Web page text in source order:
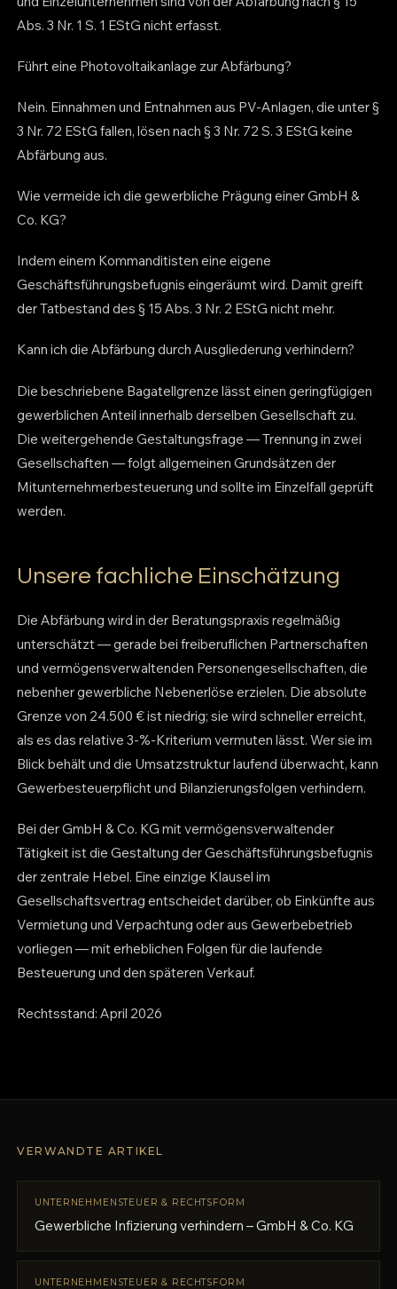
Abs. 3 Nr. 1 S. 1 EStG nicht erfasst.
Führt eine Photovoltaikanlage zur Abfärbung?
Nein. Einnahmen und Entnahmen aus PV-Anlagen, die unter §
3 Nr. 72 EStG fallen, lösen nach § 3 Nr. 72 S. 3 EStG keine
Abfärbung aus.
Wie vermeide ich die gewerbliche Prägung einer GmbH &
Co. KG?
Indem einem Kommanditisten eine eigene
Geschäftsführungsbefugnis eingeräumt wird. Damit greift
der Tatbestand des § 15 Abs. 3 Nr. 2 EStG nicht mehr.
Kann ich die Abfärbung durch Ausgliederung verhindern?
Die beschriebene Bagatellgrenze lässt einen geringfügigen
gewerblichen Anteil innerhalb derselben Gesellschaft zu.
Die weitergehende Gestaltungsfrage — Trennung in zwei
Gesellschaften — folgt allgemeinen Grundsätzen der
Mitunternehmerbesteuerung und sollte im Einzelfall geprüft
werden.
Unsere fachliche Einschätzung
Die Abfärbung wird in der Beratungspraxis regelmäßig
unterschätzt — gerade bei freiberuflichen Partnerschaften
und vermögensverwaltenden Personengesellschaften, die
nebenher gewerbliche Nebenerlöse erzielen. Die absolute
Grenze von 24.500 € ist niedrig; sie wird schneller erreicht,
als es das relative 3-%-Kriterium vermuten lässt. Wer sie im
Blick behält und die Umsatzstruktur laufend überwacht, kann
Gewerbesteuerpflicht und Bilanzierungsfolgen verhindern.
Bei der GmbH & Co. KG mit vermögensverwaltender
Tätigkeit ist die Gestaltung der Geschäftsführungsbefugnis
der zentrale Hebel. Eine einzige Klausel im
Gesellschaftsvertrag entscheidet darüber, ob Einkünfte aus
Vermietung und Verpachtung oder aus Gewerbebetrieb
vorliegen — mit erheblichen Folgen für die laufende
Besteuerung und den späteren Verkauf.
Rechtsstand: April 2026
VERWANDTE ARTIKEL
UNTERNEHMENSTEUER & RECHTSFORM
Gewerbliche Infizierung verhindern – GmbH & Co. KG
UNTERNEHMENSTEUER & RECHTSFORM